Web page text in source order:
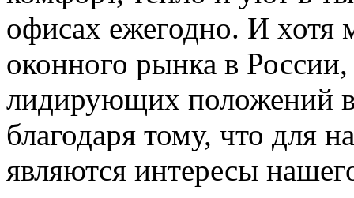
офисах ежегодно. И хотя
оконного рынка в
лидирующих положений
благодаря тому, что для
являются интересы